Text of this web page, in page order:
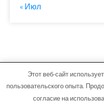
« Июл
novaya-moskwa.ru
Тема от
Этот веб-сайт
пользовательского опыта.
согласие на